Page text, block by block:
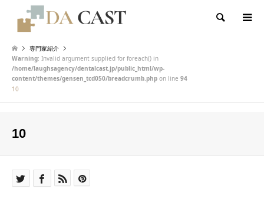
検索
専門家紹介
Warning: Invalid argument supplied for foreach() in
/home/laughsagency/dentalcast.jp/public_html/wp-
content/themes/gensen_tcd050/breadcrumb.php on line 94
10
10